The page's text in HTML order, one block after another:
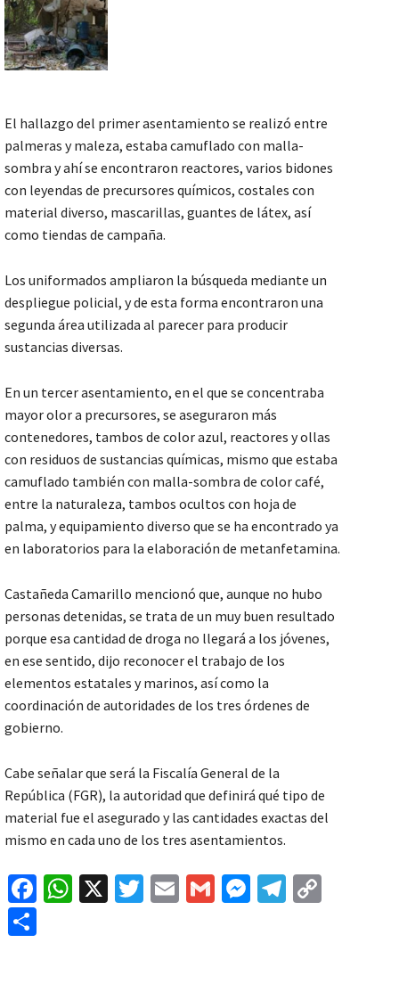
El hallazgo del primer asentamiento se realizó entre
palmeras y maleza, estaba camuflado con malla-
sombra y ahí se encontraron reactores, varios bidones
con leyendas de precursores químicos, costales con
material diverso, mascarillas, guantes de látex, así
como tiendas de campaña.
Los uniformados ampliaron la búsqueda mediante un
despliegue policial, y de esta forma encontraron una
segunda área utilizada al parecer para producir
sustancias diversas.
En un tercer asentamiento, en el que se concentraba
mayor olor a precursores, se aseguraron más
contenedores, tambos de color azul, reactores y ollas
con residuos de sustancias químicas, mismo que estaba
camuflado también con malla-sombra de color café,
entre la naturaleza, tambos ocultos con hoja de
palma, y equipamiento diverso que se ha encontrado ya
en laboratorios para la elaboración de metanfetamina.
Castañeda Camarillo mencionó que, aunque no hubo
personas detenidas, se trata de un muy buen resultado
porque esa cantidad de droga no llegará a los jóvenes,
en ese sentido, dijo reconocer el trabajo de los
elementos estatales y marinos, así como la
coordinación de autoridades de los tres órdenes de
gobierno.
Cabe señalar que será la Fiscalía General de la
República (FGR), la autoridad que definirá qué tipo de
material fue el asegurado y las cantidades exactas del
mismo en cada uno de los tres asentamientos.
Fa W X
T
E
G
M Te